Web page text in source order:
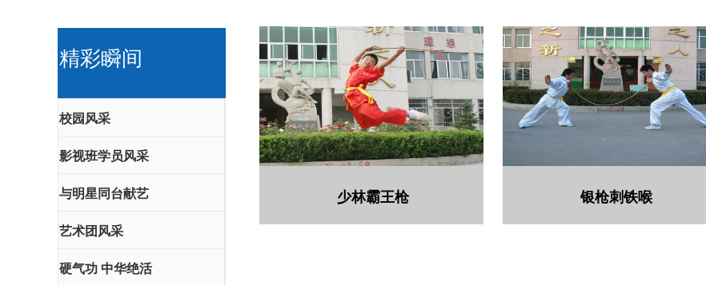
精彩瞬间
校园风采
影视班学员风采
与明星同台献艺
艺术团风采
硬气功 中华绝活
少林霸王枪 银枪刺铁喉